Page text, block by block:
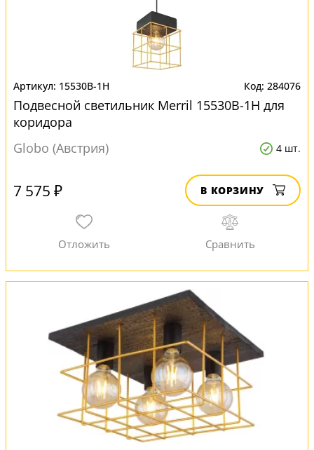
15530B-1H 284076
Подвесной светильник Merril 15530B-1H для
коридора
Globo (Австрия)
4 шт.
7 575 ₽ В КОРЗИНУ